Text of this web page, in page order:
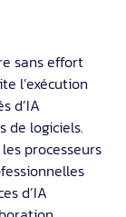
sans effort
l’exécution
d’IA
de logiciels.
processeurs
d’IA